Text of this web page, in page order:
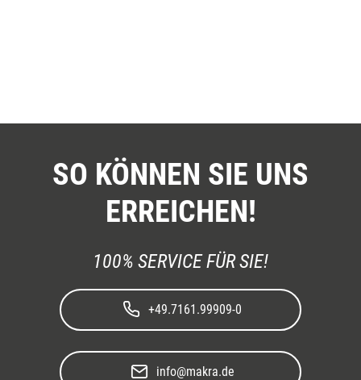
SO KÖNNEN SIE UNS
ERREICHEN!
100% SERVICE FÜR SIE!
+49.7161.99909-0
info@makra.de